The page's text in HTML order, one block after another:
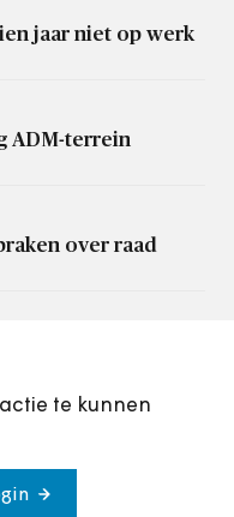
jaar niet op werk
ADM-terrein
over raad
te kunnen